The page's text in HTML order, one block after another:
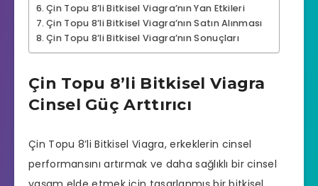
Çin Topu 8’li Bitkisel Viagra’nın Yan Etkileri
Çin Topu 8’li Bitkisel Viagra’nın Satın Alınması
Çin Topu 8’li Bitkisel Viagra’nın Sonuçları
Çin Topu 8’li Bitkisel Viagra
Cinsel Güç Arttırıcı
Çin Topu 8’li Bitkisel Viagra, erkeklerin cinsel
performansını artırmak ve daha sağlıklı bir cinsel